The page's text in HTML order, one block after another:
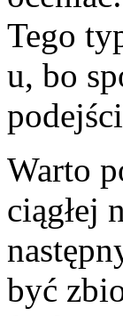
Tego
u, bo
Warto
ciągłej
być